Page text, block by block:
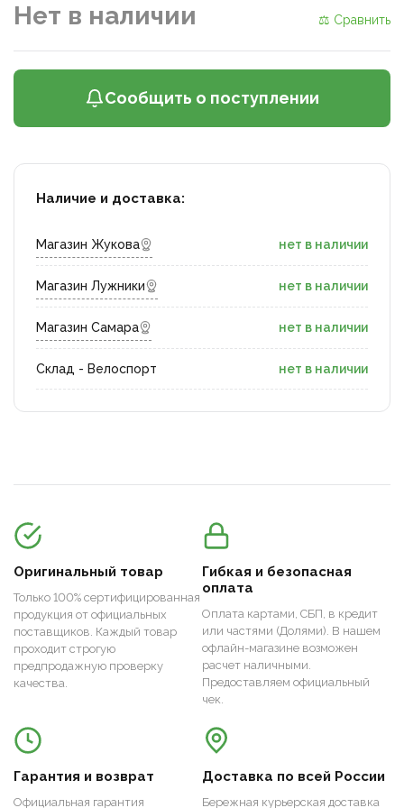
Нет в наличии ⚖ Сравнить
Сообщить о поступлении
Наличие и доставка:
Магазин Жукова нет в наличии
Магазин Лужники нет в наличии
Магазин Самара нет в наличии
Склад - Велоспорт нет в наличии
Оригинальный товар
Только 100% сертифицированная
продукция от официальных
поставщиков. Каждый товар
проходит строгую
предпродажную проверку
качества.
Гибкая и безопасная
оплата
Оплата картами, СБП, в кредит
или частями (Долями). В нашем
офлайн-магазине возможен
расчет наличными.
Предоставляем официальный
чек.
Гарантия и возврат
Официальная гарантия
Доставка по всей России
Бережная курьерская доставка